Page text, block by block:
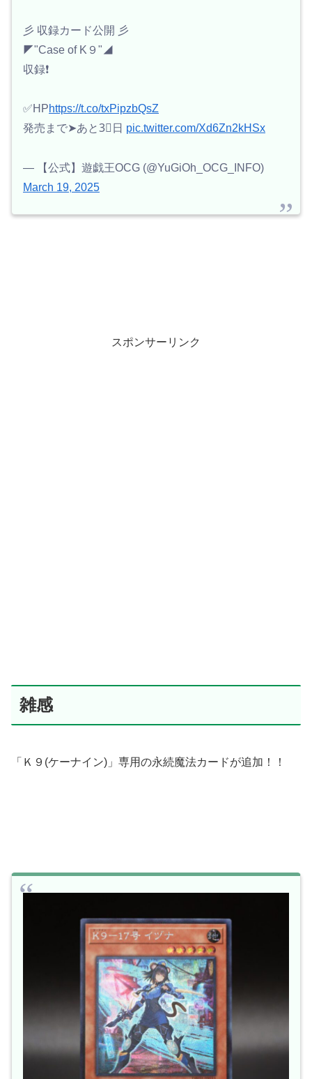
彡 収録カード公開 彡
◤"Case of K９"◢
収録❗️
✅HPhttps://t.co/txPipzbQsZ
発売まで➤あと3⃣日 pic.twitter.com/Xd6Zn2kHSx
— 【公式】遊戯王OCG (@YuGiOh_OCG_INFO)
March 19, 2025
スポンサーリンク
雑感
「Ｋ９(ケーナイン)」専用の永続魔法カードが追加！！